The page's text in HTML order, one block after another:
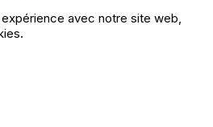
avec notre site web,